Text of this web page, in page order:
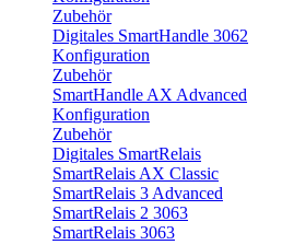
Zubehör
Digitales SmartHandle 3062
Konfiguration
Zubehör
SmartHandle AX Advanced
Konfiguration
Zubehör
Digitales SmartRelais
SmartRelais AX Classic
SmartRelais 3 Advanced
SmartRelais 2 3063
SmartRelais 3063